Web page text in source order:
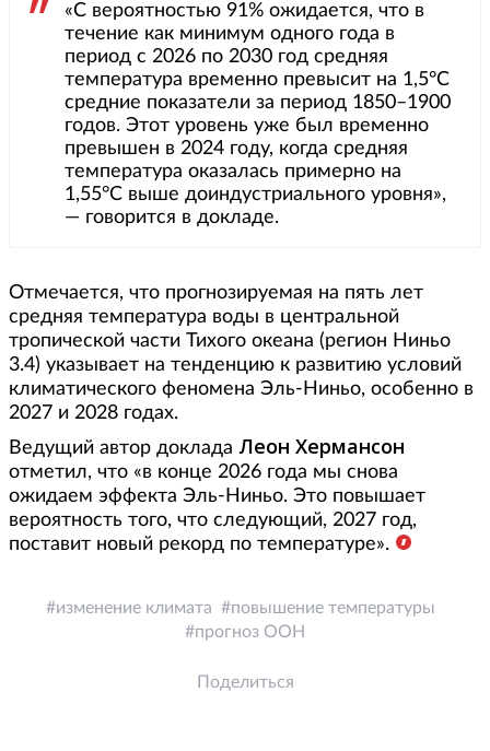
«С вероятностью 91% ожидается, что в
течение как минимум одного года в
период с 2026 по 2030 год средняя
температура временно превысит на 1,5°C
средние показатели за период 1850–1900
годов. Этот уровень уже был временно
превышен в 2024 году, когда средняя
температура оказалась примерно на
1,55°C выше доиндустриального уровня»,
— говорится в докладе.
Отмечается, что прогнозируемая на пять лет
средняя температура воды в центральной
тропической части Тихого океана (регион Ниньо
3.4) указывает на тенденцию к развитию условий
климатического феномена Эль-Ниньо, особенно в
2027 и 2028 годах.
Ведущий автор доклада Леон Хермансон
отметил, что «в конце 2026 года мы снова
ожидаем эффекта Эль-Ниньо. Это повышает
вероятность того, что следующий, 2027 год,
поставит новый рекорд по температуре».
изменение климата
повышение температуры
прогноз ООН
Поделиться